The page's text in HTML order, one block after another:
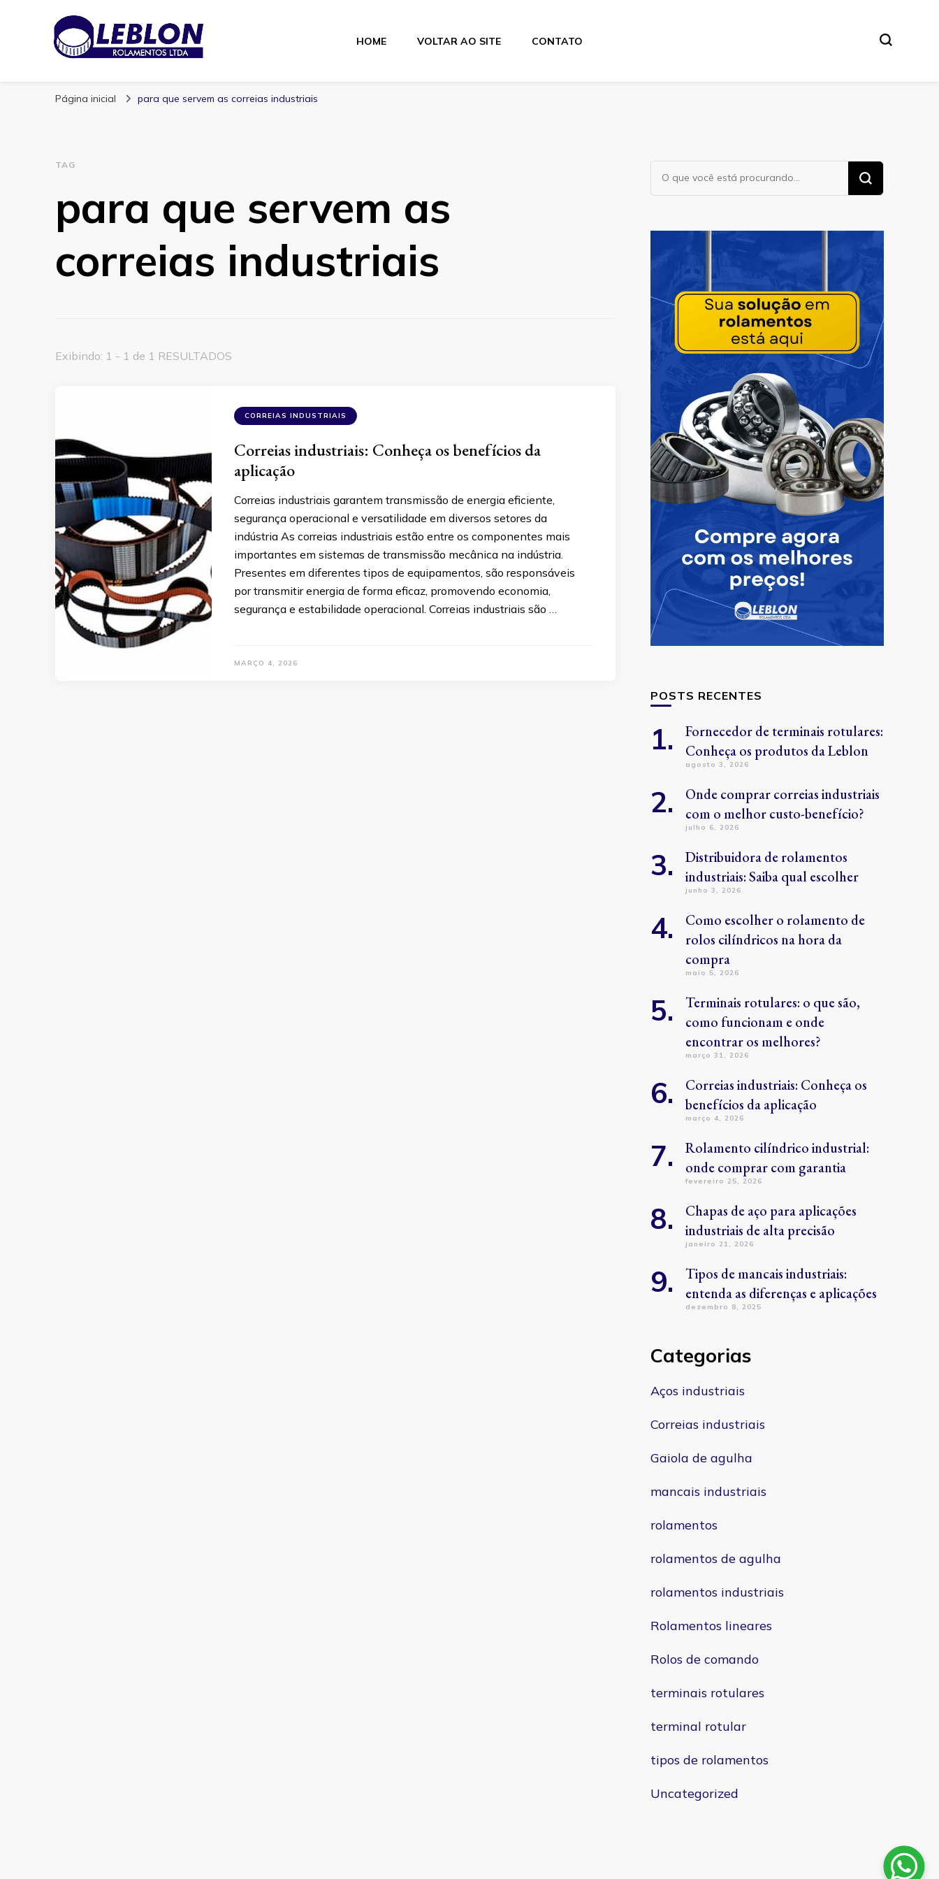
Blog | Leblon Rolamentos
HOME VOLTAR AO SITE CONTATO
Página inicial para que servem as correias industriais
TAG
para que servem as
correias industriais
Exibindo: 1 - 1 de 1 RESULTADOS
CORREIAS INDUSTRIAIS
Correias industriais: Conheça os benefícios da
aplicação
Correias industriais garantem transmissão de energia eficiente,
segurança operacional e versatilidade em diversos setores da
indústria As correias industriais estão entre os componentes mais
importantes em sistemas de transmissão mecânica na indústria.
Presentes em diferentes tipos de equipamentos, são responsáveis
por transmitir energia de forma eficaz, promovendo economia,
segurança e estabilidade operacional. Correias industriais são …
MARÇO 4, 2026
Procurando
algo?
POSTS RECENTES
Fornecedor de terminais rotulares:
Conheça os produtos da Leblon
agosto 3, 2026
Onde comprar correias industriais
com o melhor custo-benefício?
julho 6, 2026
Distribuidora de rolamentos
industriais: Saiba qual escolher
junho 3, 2026
Como escolher o rolamento de
rolos cilíndricos na hora da
compra
maio 5, 2026
Terminais rotulares: o que são,
como funcionam e onde
encontrar os melhores?
março 31, 2026
Correias industriais: Conheça os
benefícios da aplicação
março 4, 2026
Rolamento cilíndrico industrial:
onde comprar com garantia
fevereiro 25, 2026
Chapas de aço para aplicações
industriais de alta precisão
janeiro 21, 2026
Tipos de mancais industriais:
entenda as diferenças e aplicações
dezembro 8, 2025
Categorias
Aços industriais
Correias industriais
Gaiola de agulha
mancais industriais
rolamentos
rolamentos de agulha
rolamentos industriais
Rolamentos lineares
Rolos de comando
terminais rotulares
terminal rotular
tipos de rolamentos
Uncategorized